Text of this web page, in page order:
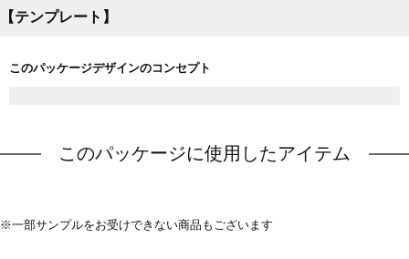
【テンプレート】
このパッケージデザインのコンセプト
このパッケージに使用したアイテム
※一部サンプルをお受けできない商品もございます